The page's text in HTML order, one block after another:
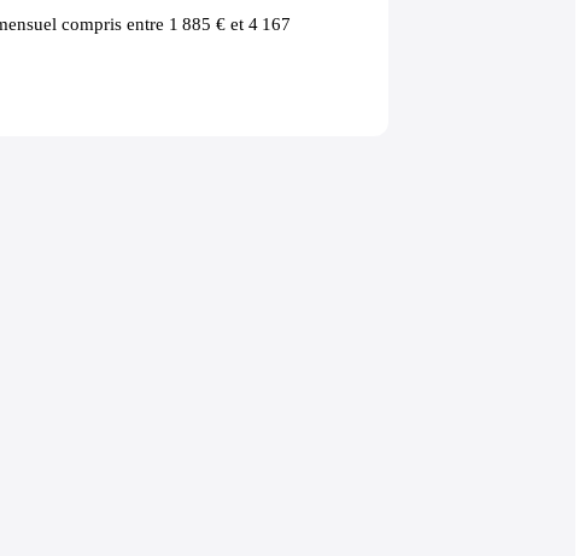
compris entre 1 885 € et 4 167